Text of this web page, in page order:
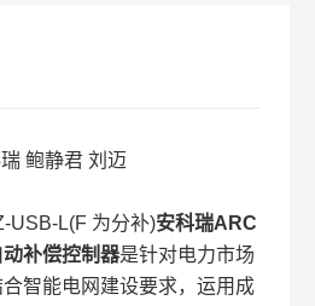
鲍静君 刘迈
L(F 为分补)安科瑞ARC
补偿控制器是针对电力市场
合智能电网建设要求，运用成